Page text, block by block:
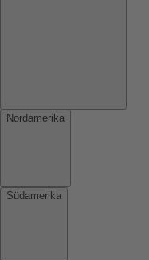
Nordamerika
Südamerika